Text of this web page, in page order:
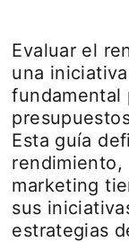
Evaluar el
una
fundamental
Esta guía
rendimiento,
marketing
sus
estrategias